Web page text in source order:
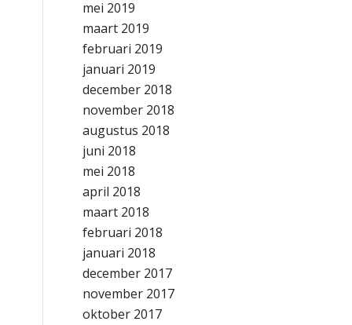
mei 2019
maart 2019
februari 2019
januari 2019
december 2018
november 2018
augustus 2018
juni 2018
mei 2018
april 2018
maart 2018
februari 2018
januari 2018
december 2017
november 2017
oktober 2017